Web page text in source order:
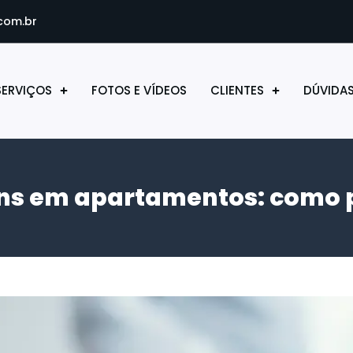
FOTOS E VÍDEOS CLIENTES
em apartamentos: